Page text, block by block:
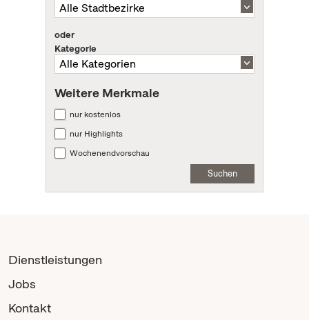
oder
Kategorie
Weitere Merkmale
nur kostenlos
nur Highlights
Wochenendvorschau
Suchen
Dienstleistungen
Jobs
Kontakt